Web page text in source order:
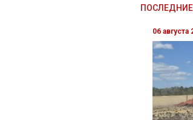
06 августа